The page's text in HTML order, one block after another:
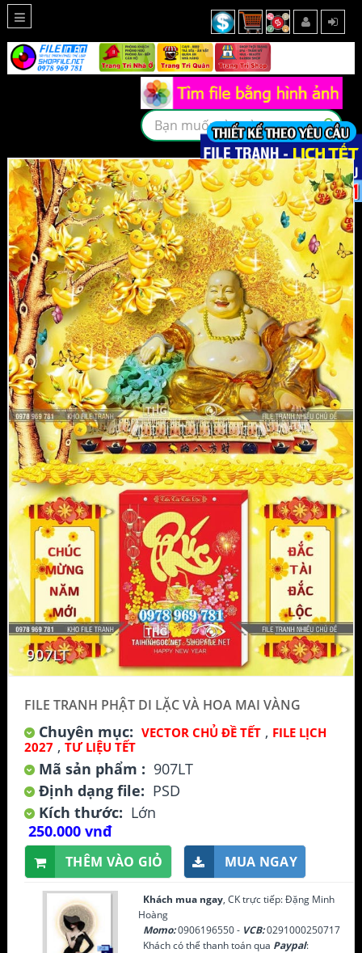
FILE TRANH PHẬT DI LẶC VÀ HOA MAI VÀNG
Chuyên mục: VECTOR CHỦ ĐỀ TẾT , FILE LỊCH
2027 , TƯ LIỆU TẾT
Mã sản phẩm : 907LT
Định dạng file: PSD
Kích thước: Lớn
250.000 vnđ
THÊM VÀO GIỎ MUA NGAY
Khách mua ngay, CK trực tiếp: Đặng Minh
Hoàng
Momo:0906196550 - VCB:0291000250717
Khách có thể thanh toán qua Paypal: